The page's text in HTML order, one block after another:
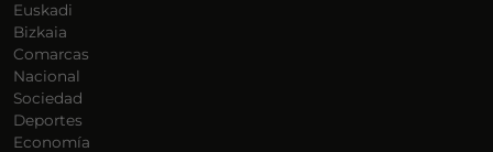
Euskadi
Bizkaia
Comarcas
Nacional
Sociedad
Deportes
Economía